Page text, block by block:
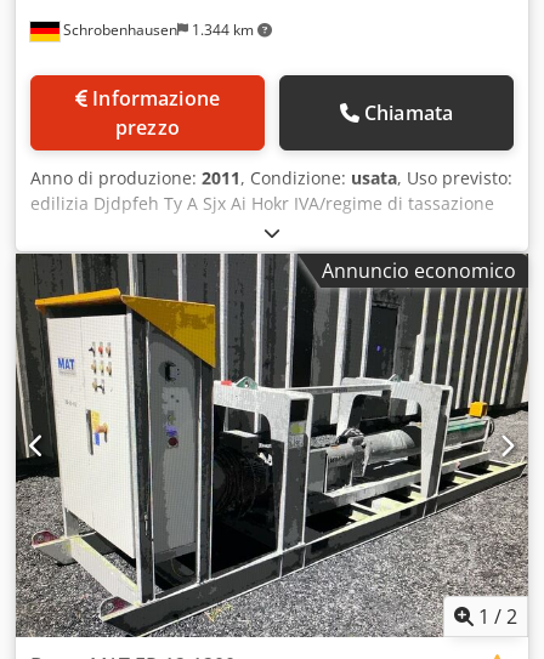
Schrobenhausen 1.344 km
prezzo
Chiamata
Anno di produzione: 2011, Condizione: usata, Uso previsto:
edilizia Djdpfeh Ty A Sjx Ai Hokr IVA/regime di tassazione
differenziata: IVA detraibile Per ulteriori informazioni, si
prega di contattare Mohamad Fattah Ahmad. Serbatoio per
acqua MAT, modello WB-1700 Buone condizioni Pronto
all'uso immediato
Annuncio economico
1 /2